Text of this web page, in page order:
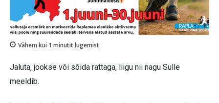
Vähem kui 1 minutit lugemist
Jaluta, jookse või sõida rattaga, liigu nii nagu Sulle
meeldib.